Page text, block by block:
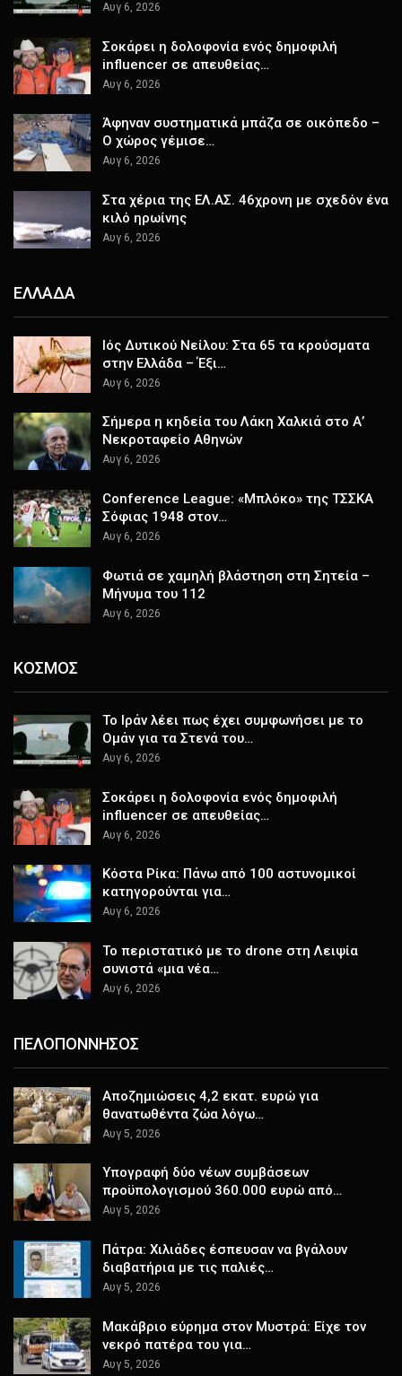
Αυγ 6, 2026
Σοκάρει η δολοφονία ενός δημοφιλή
influencer σε απευθείας…
Αυγ 6, 2026
Άφηναν συστηματικά μπάζα σε οικόπεδο –
Ο χώρος γέμισε…
Αυγ 6, 2026
Στα χέρια της ΕΛ.ΑΣ. 46χρονη με σχεδόν ένα
κιλό ηρωίνης
Αυγ 6, 2026
ΕΛΛΑΔΑ
Ιός Δυτικού Νείλου: Στα 65 τα κρούσματα
στην Ελλάδα – Έξι…
Αυγ 6, 2026
Σήμερα η κηδεία του Λάκη Χαλκιά στο Α’
Νεκροταφείο Αθηνών
Αυγ 6, 2026
Conference League: «Μπλόκο» της ΤΣΣΚΑ
Σόφιας 1948 στον…
Αυγ 6, 2026
Φωτιά σε χαμηλή βλάστηση στη Σητεία –
Μήνυμα του 112
Αυγ 6, 2026
ΚΟΣΜΟΣ
Το Ιράν λέει πως έχει συμφωνήσει με το
Ομάν για τα Στενά του…
Αυγ 6, 2026
Σοκάρει η δολοφονία ενός δημοφιλή
influencer σε απευθείας…
Αυγ 6, 2026
Κόστα Ρίκα: Πάνω από 100 αστυνομικοί
κατηγορούνται για…
Αυγ 6, 2026
Το περιστατικό με το drone στη Λειψία
συνιστά «μια νέα…
Αυγ 6, 2026
ΠΕΛΟΠΟΝΝΗΣΟΣ
Αποζημιώσεις 4,2 εκατ. ευρώ για
θανατωθέντα ζώα λόγω…
Αυγ 5, 2026
Υπογραφή δύο νέων συμβάσεων
προϋπολογισμού 360.000 ευρώ από…
Αυγ 5, 2026
Πάτρα: Χιλιάδες έσπευσαν να βγάλουν
διαβατήρια με τις παλιές…
Αυγ 5, 2026
Μακάβριο εύρημα στον Μυστρά: Είχε τον
νεκρό πατέρα του για…
Αυγ 5, 2026